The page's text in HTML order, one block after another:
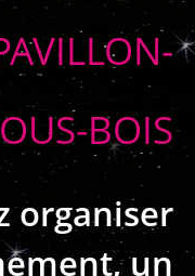
BOIS
organiser
un